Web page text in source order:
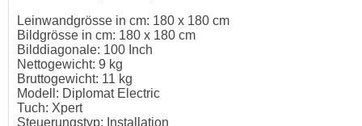
Leinwandgrösse in cm: 180 x 180 cm
Bildgrösse in cm: 180 x 180 cm
Bilddiagonale: 100 Inch
Nettogewicht: 9 kg
Bruttogewicht: 11 kg
Modell: Diplomat Electric
Tuch: Xpert
Steuerungstyp: Installation